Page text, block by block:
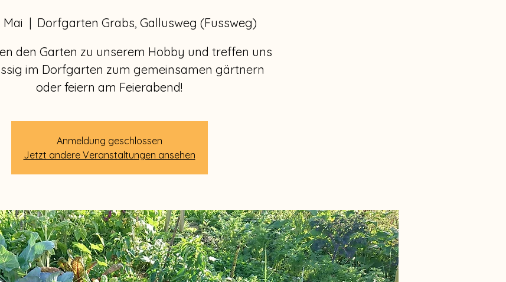
Mai
  |
Dorfgarten Grabs, Gallusweg (Fussweg)
den Garten zu unserem Hobby und treffen uns
im Dorfgarten zum gemeinsamen gärtnern
oder feiern am Feierabend!
Anmeldung geschlossen
Jetzt andere Veranstaltungen ansehen